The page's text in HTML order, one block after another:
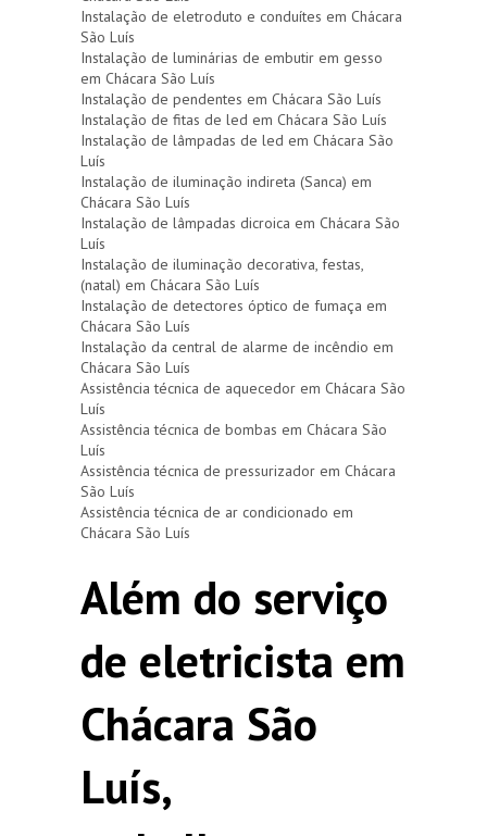
Instalação de eletroduto e conduítes em Chácara
São Luís
Instalação de luminárias de embutir em gesso
em Chácara São Luís
Instalação de pendentes em Chácara São Luís
Instalação de fitas de led em Chácara São Luís
Instalação de lâmpadas de led em Chácara São
Luís
Instalação de iluminação indireta (Sanca) em
Chácara São Luís
Instalação de lâmpadas dicroica em Chácara São
Luís
Instalação de iluminação decorativa, festas,
(natal) em Chácara São Luís
Instalação de detectores óptico de fumaça em
Chácara São Luís
Instalação da central de alarme de incêndio em
Chácara São Luís
Assistência técnica de aquecedor em Chácara São
Luís
Assistência técnica de bombas em Chácara São
Luís
Assistência técnica de pressurizador em Chácara
São Luís
Assistência técnica de ar condicionado em
Chácara São Luís
Além do serviço
de eletricista em
Chácara São
Luís,